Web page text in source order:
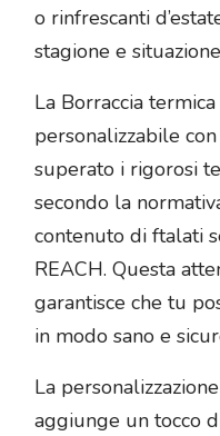
o rinfrescanti
stagione e
La Borraccia
personalizzabile
superato i rigorosi
secondo la
contenuto di ftalati
REACH. Questa
garantisce che tu
in modo sano e
La
aggiunge un tocco